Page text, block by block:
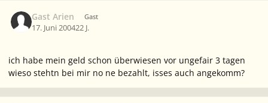
Gast Arien Gast
17. Juni 200422 J.
ich habe mein geld schon überwiesen vor ungefair 3 tagen
wieso stehtn bei mir no ne bezahlt, isses auch angekomm?